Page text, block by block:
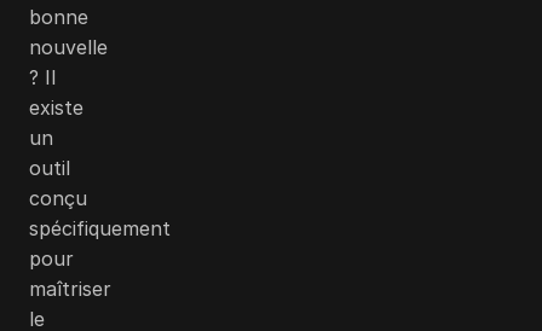
bonne
nouvelle
? Il
existe
un
outil
conçu
spécifiquement
pour
maîtriser
le